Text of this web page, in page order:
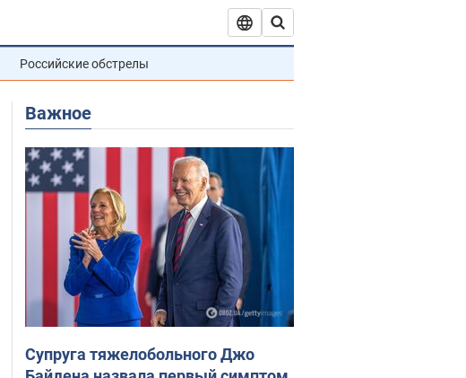
Российские обстрелы
Важное
Супруга тяжелобольного Джо